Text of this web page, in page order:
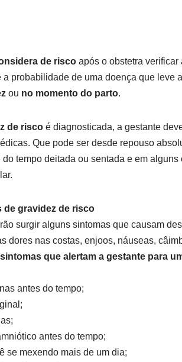
de risco após o obstetra verificar
a probabilidade de uma doença que leve a
ou no momento do parto.
de risco é diagnosticada, a gestante
Que pode ser desde repouso
do tempo deitada ou sentada e em
de gravidez de risco
surgir alguns sintomas que causam
dores nas costas, enjoos, náuseas,
que alertam a gestante para
antes do tempo;
antes do tempo;
se mexendo mais de um dia;